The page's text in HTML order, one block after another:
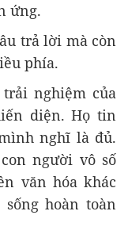
ứng.
trả lời mà còn
phía.
nghiệm của
diện. Họ tin
nghĩ là đủ.
người vô số
văn hóa khác
hoàn toàn